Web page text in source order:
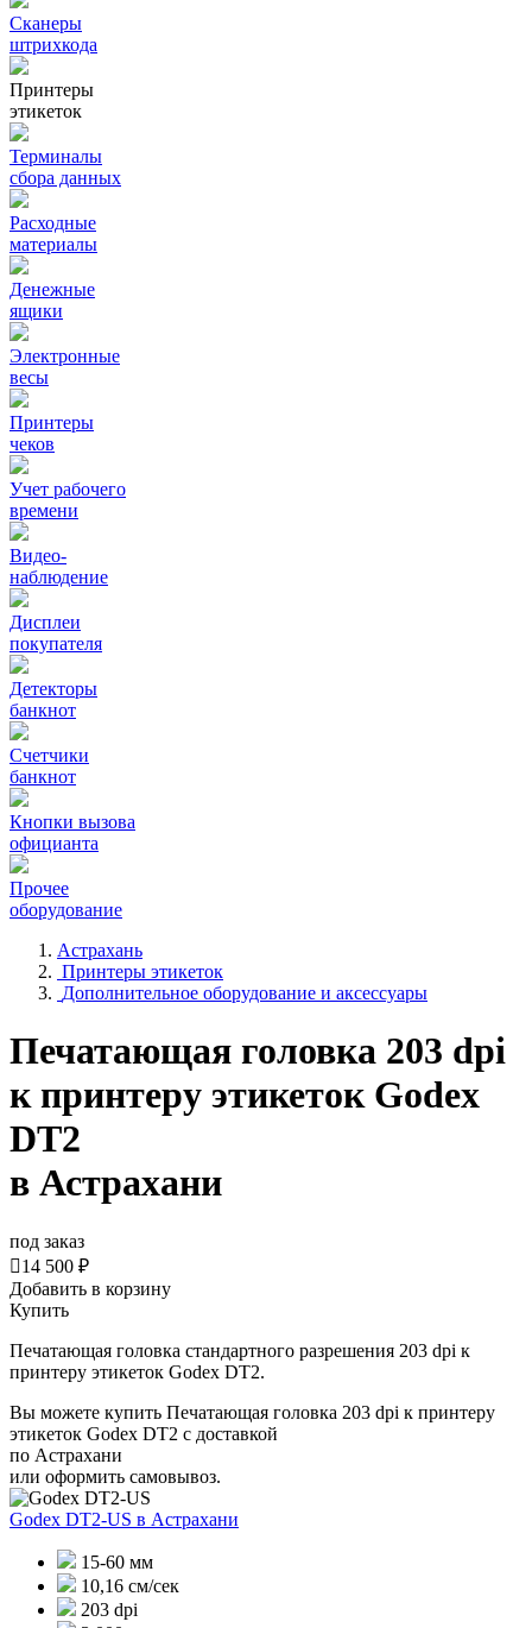
Сканеры
штрихкода
Принтеры
этикеток
Терминалы
сбора данных
Расходные
материалы
Денежные
ящики
Электронные
весы
Принтеры
чеков
Учет рабочего
времени
Видео‑
наблюдение
Дисплеи
покупателя
Детекторы
банкнот
Счетчики
банкнот
Кнопки вызова
официанта
Прочее
оборудование
Астрахань
Принтеры этикеток
Дополнительное оборудование и аксессуары
Печатающая головка 203 dpi
к принтеру этикеток Godex
DT2
в Астрахани
под заказ
14 500 ₽
Добавить в корзину
Купить
Печатающая головка стандартного разрешения 203 dpi к
принтеру этикеток Godex DT2.
Вы можете купить Печатающая головка 203 dpi к принтеру
этикеток Godex DT2 с доставкой
по Астрахани
или оформить самовывоз.
Godex DT2-US в Астрахани
15-60 мм
10,16 см/сек
203 dpi